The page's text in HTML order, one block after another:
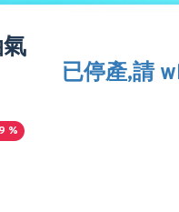
%
已停產,請